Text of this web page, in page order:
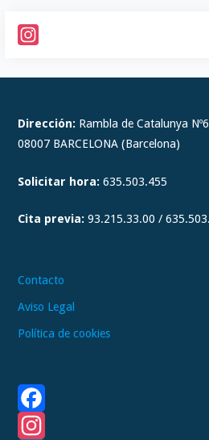
n
t
a
r
m
Dirección: Rambla de Catalunya
08007 BARCELONA (Barcelona)
Solicitar hora: 635.503.455
Cita previa: 93.215.33.00 /
Contacto
Aviso Legal
Política de cookies
F